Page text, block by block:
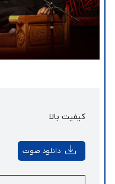
کیفیت بالا
دانلود صوت